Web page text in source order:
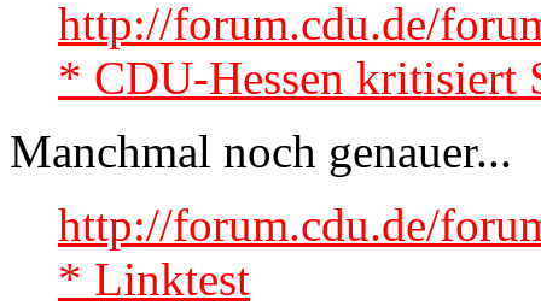
http://forum.cdu.de/
* CDU-Hessen kritisiert
Manchmal noch genauer...
http://forum.cdu.de/
* Linktest